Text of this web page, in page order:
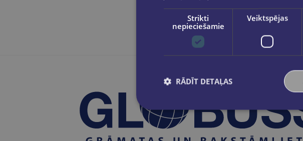
Strikti
nepieciešamie
Veiktspējas
RĀDĪT DETAĻAS